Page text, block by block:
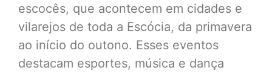
escocês, que acontecem em cidades e
vilarejos de toda a Escócia, da primavera
ao início do outono. Esses eventos
destacam esportes, música e dança